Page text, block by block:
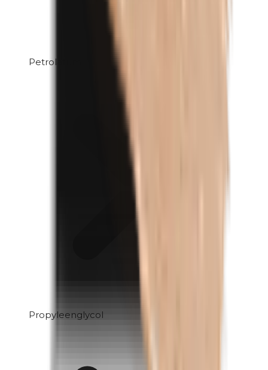
Petrolatum
Propyleenglycol